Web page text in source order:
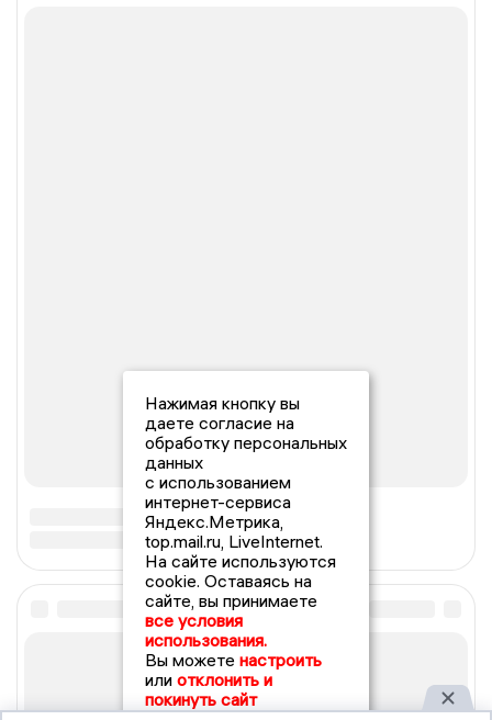
Нажимая кнопку вы
даете согласие на
обработку персональных
данных
с использованием
интернет-сервиса
Яндекс.Метрика,
top.mail.ru, LiveInternet.
На сайте используются
cookie. Оставаясь на
сайте, вы принимаете
все условия
использования.
Вы можете настроить
или отклонить и
покинуть сайт